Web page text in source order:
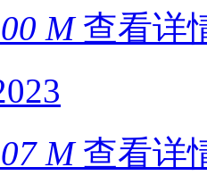
M查看详
M查看详